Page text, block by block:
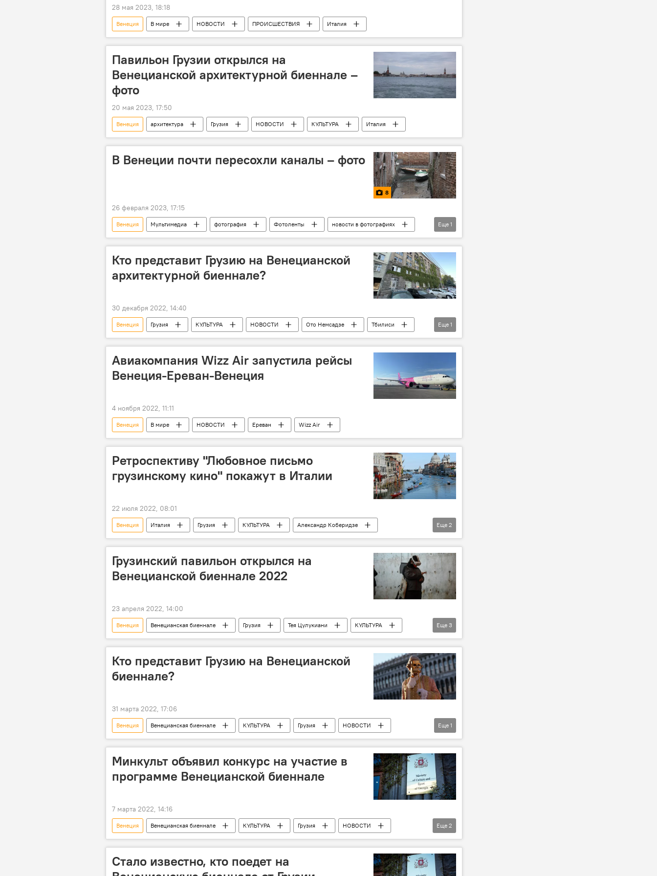
28 мая 2023, 18:18
Венеция В мире НОВОСТИ ПРОИСШЕСТВИЯ Италия
Павильон Грузии открылся на
Венецианской архитектурной биеннале –
фото
20 мая 2023, 17:50
Венеция архитектура Грузия НОВОСТИ КУЛЬТУРА Италия
В Венеции почти пересохли каналы – фото
8
26 февраля 2023, 17:15
Венеция Мультимедиа фотография Фотоленты
новости в фотографиях
В мире
Еще 1
Кто представит Грузию на Венецианской
архитектурной биеннале?
30 декабря 2022, 14:40
Венеция Грузия КУЛЬТУРА НОВОСТИ Ото Немсадзе
Тбилиси
Министерство культуры, спорта и молодежи Грузии
Еще 1
Авиакомпания Wizz Air запустила рейсы
Венеция-Ереван-Венеция
4 ноября 2022, 11:11
Венеция В мире НОВОСТИ Ереван Wizz Air
Ретроспективу "Любовное письмо
грузинскому кино" покажут в Италии
22 июля 2022, 08:01
Венеция Италия Грузия КУЛЬТУРА
Александр Коберидзе
Культурная жизнь Грузии
Грузинское кино
Еще 2
Грузинский павильон открылся на
Венецианской биеннале 2022
23 апреля 2022, 14:00
Венеция Венецианская биеннале Грузия Тея Цулукиани
КУЛЬТУРА
НОВОСТИ
Тбилиси Мировая культура
Еще 3
Кто представит Грузию на Венецианской
биеннале?
31 марта 2022, 17:06
Венеция Венецианская биеннале КУЛЬТУРА Грузия
НОВОСТИ
Министерство культуры, спорта и молодежи Грузии
Еще 1
Минкульт объявил конкурс на участие в
программе Венецианской биеннале
7 марта 2022, 14:16
Венеция Венецианская биеннале КУЛЬТУРА Грузия
НОВОСТИ
Тбилиси
Министерство культуры, спорта и молодежи Грузии
Еще 2
Стало известно, кто поедет на